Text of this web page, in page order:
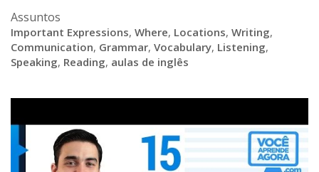
Assuntos
Important Expressions, Where, Locations, Writing,
Communication, Grammar, Vocabulary, Listening,
Speaking, Reading, aulas de inglês